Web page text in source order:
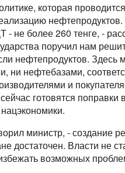
которая
- не более 260 тенге, -
поручил нам
нефтепродуктов.
ни нефтебазами,
и
готовятся
министр, - создание
достаточен. Власти не
возможных